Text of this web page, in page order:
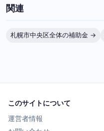
関連
札幌市中央区全体の補助金 →
このサイトについて
運営者情報